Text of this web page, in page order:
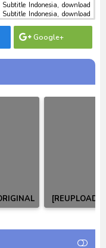
Indonesia, download
Indonesia, download
Indonesia, download
sub indo , download
1-13 + OVA Subtitle
Google+
-NEW
[REUPLOAD]
Rider Agito